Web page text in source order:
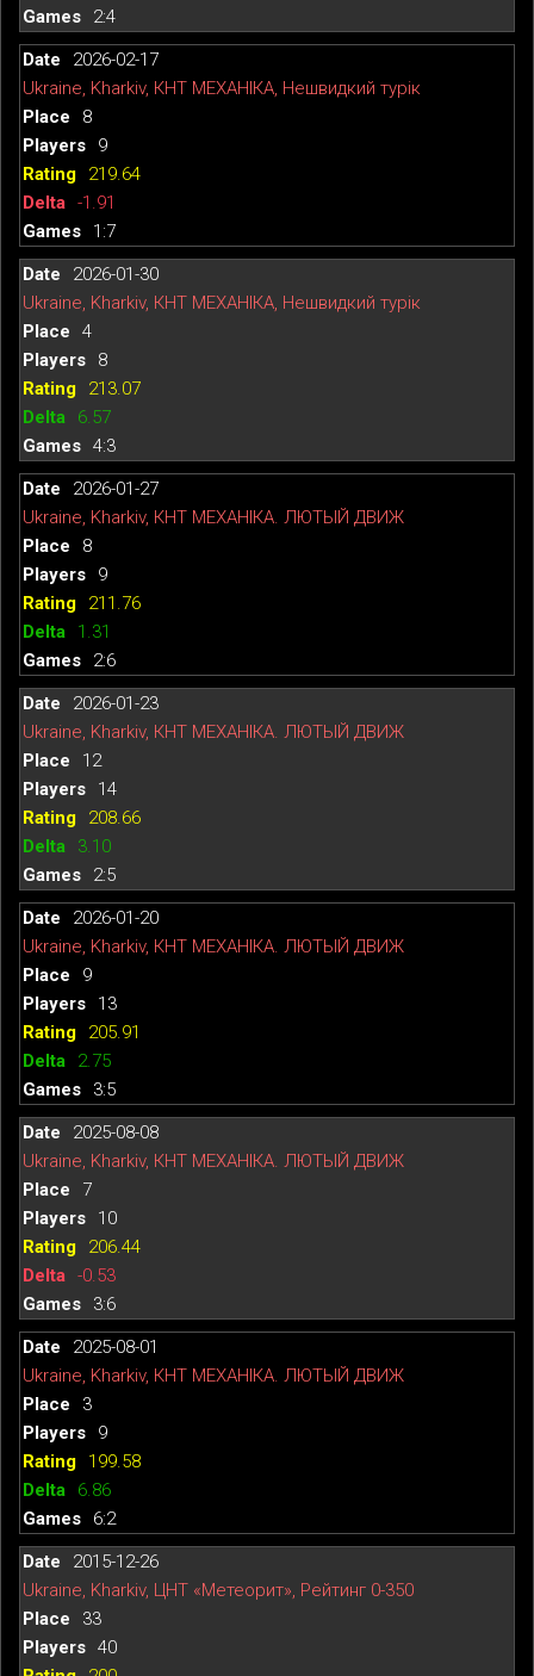
2:4
2026-02-17
Ukraine, Kharkiv, КНТ МЕХАНІКА, Нешвидкий турік
8
9
219.64
-1.91
1:7
2026-01-30
Ukraine, Kharkiv, КНТ МЕХАНІКА, Нешвидкий турік
4
8
213.07
6.57
4:3
2026-01-27
Ukraine, Kharkiv, КНТ МЕХАНІКА. ЛЮТЫЙ ДВИЖ
8
9
211.76
1.31
2:6
2026-01-23
Ukraine, Kharkiv, КНТ МЕХАНІКА. ЛЮТЫЙ ДВИЖ
12
14
208.66
3.10
2:5
2026-01-20
Ukraine, Kharkiv, КНТ МЕХАНІКА. ЛЮТЫЙ ДВИЖ
9
13
205.91
2.75
3:5
2025-08-08
Ukraine, Kharkiv, КНТ МЕХАНІКА. ЛЮТЫЙ ДВИЖ
7
10
206.44
-0.53
3:6
2025-08-01
Ukraine, Kharkiv, КНТ МЕХАНІКА. ЛЮТЫЙ ДВИЖ
3
9
199.58
6.86
6:2
2015-12-26
Ukraine, Kharkiv, ЦНТ «Метеорит», Рейтинг 0-350
33
40